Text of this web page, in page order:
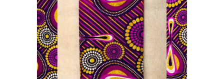
AJOUTER AU PANIER